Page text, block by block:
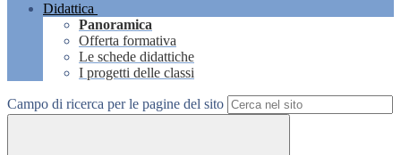
Didattica
Panoramica
Offerta formativa
Le schede didattiche
I progetti delle classi
Campo di ricerca per le pagine del sito